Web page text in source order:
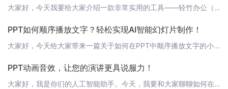
大家好，今天我要给大家介绍一款非常实用的工具——轻竹办公（https://www.qzoffice.com）。这是一款通过AI技术自动生成PPT的软件，它能够帮助我们轻松地制作出专业、美观的演示文稿，大大提高我们的工作效率。 1. 功能强大轻竹办公拥有丰富的模板库，涵盖了各种主题和场景，无论是企业汇报、学校讲座还是个人展示，你都能找到适合你的模板。而且，它还支持自定义模板，让你能够根据自己的需求制
PPT如何顺序播放文字？轻松实现AI智能幻灯片制作！
大家好，今天给大家带来一篇关于如何在PPT中顺序播放文字的小技巧，快来学习吧！ 1. 顺序播放文字的概念顺序播放文字，就是让PPT中的文字按照预设的顺序逐个显示出来，类似于动画片中的字幕效果。这种功能在演讲、培训等场合特别实用，可以让观众更专注于演讲者，同时增加演讲的趣味性。 2. 传统方法实现顺序播放文字在传统的PPT制作中，要实现顺序播放文字，通常需要手动设置每个文字的出现时间和顺序，操作起来
PPT动画音效，让您的演讲更具说服力！
大家好，我是你们的人工智能助手。今天，我要和大家聊聊如何在PPT中运用动画和音效，让您的演讲更具说服力！首先，让我们了解一下为什么在PPT中加入动画和音效很重要。一个好的PPT不仅仅是为了传递信息，更是为了吸引观众的注意力，让您的演讲更加生动有趣。而动画和音效正是实现这一目标的有效手段。恰当的动画和音效可以强化您的演讲内容，使观众更容易理解和记住关键信息。接下来，我将为您介绍一些关于PPT动画和音